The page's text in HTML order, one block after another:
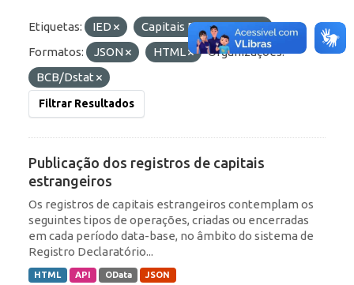
Etiquetas: IED
Capitais Estrangeiros
Formatos:
JSON HTML
Organizações:
BCB/Dstat
Filtrar Resultados
Publicação dos registros de capitais
estrangeiros
Os registros de capitais estrangeiros contemplam os
seguintes tipos de operações, criadas ou encerradas
em cada período data-base, no âmbito do sistema de
Registro Declaratório...
HTML API OData JSON